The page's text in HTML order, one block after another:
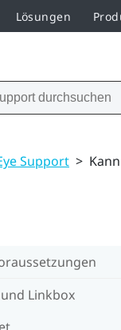
Lösungen
Support >
Linkbox